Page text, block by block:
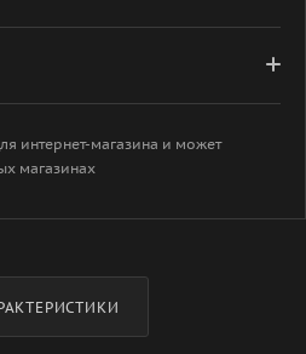
интернет-магазина и может
магазинах